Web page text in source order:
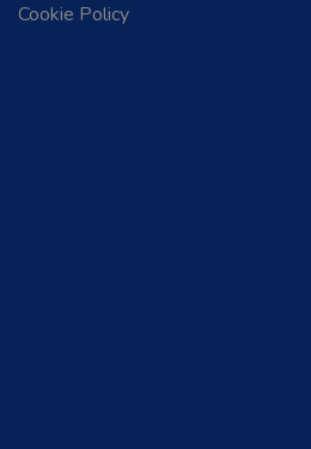
Cookie Policy